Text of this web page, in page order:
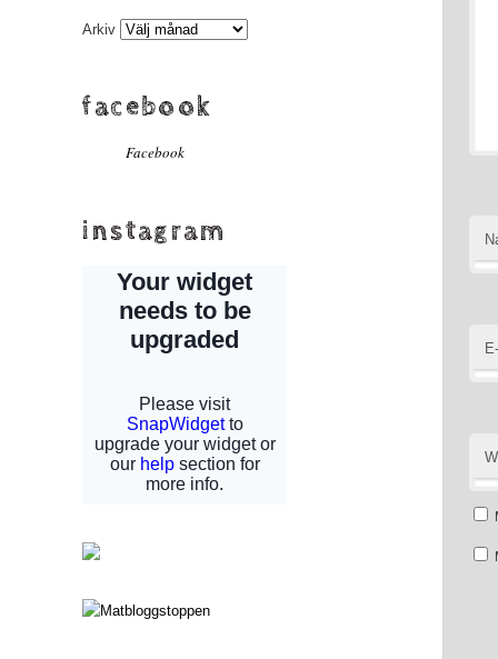
Arkiv
facebook
Facebook
instagram